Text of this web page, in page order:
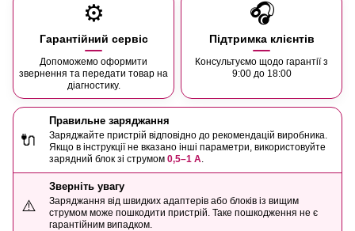
⚙️
Гарантійний сервіс
Допоможемо оформити
звернення та передати товар на
діагностику.
🎧
Підтримка клієнтів
Консультуємо щодо гарантії з
9:00 до 18:00
🔌
Правильне заряджання
Заряджайте пристрій відповідно до рекомендацій виробника.
Якщо в інструкції не вказано інші параметри, використовуйте
зарядний блок зі струмом 0,5–1 А.
⚠️
Зверніть увагу
Заряджання від швидких адаптерів або блоків із вищим
струмом може пошкодити пристрій. Таке пошкодження не є
гарантійним випадком.